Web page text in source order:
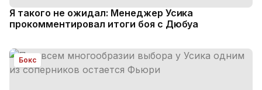
Я такого не ожидал: Менеджер Усика
прокомментировал итоги боя с Дюбуа
Бокс